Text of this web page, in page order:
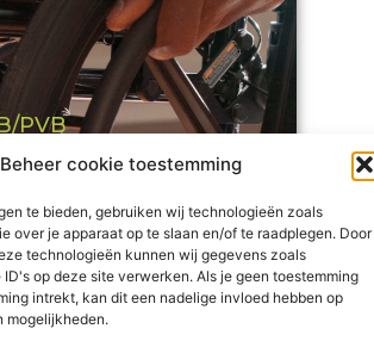
Beheer cookie toestemming
te bieden, gebruiken wij technologieën zoals
over je apparaat op te slaan en/of te raadplegen. Door
technologieën kunnen wij gegevens zoals
op deze site verwerken. Als je geen toestemming
intrekt, kan dit een nadelige invloed hebben op
mogelijkheden.
PVB
jobs en
PVB?
lees meer